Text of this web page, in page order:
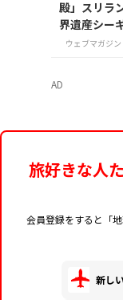
殿」スリラ
界遺産シー
ロック登頂
ウェブマガジン
AD
旅好きな人
会員登録をすると「
新し